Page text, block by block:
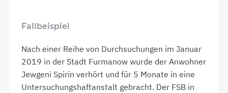
Fallbeispiel
Nach einer Reihe von Durchsuchungen im Januar
2019 in der Stadt Furmanow wurde der Anwohner
Jewgeni Spirin verhört und für 5 Monate in eine
Untersuchungshaftanstalt gebracht. Der FSB in